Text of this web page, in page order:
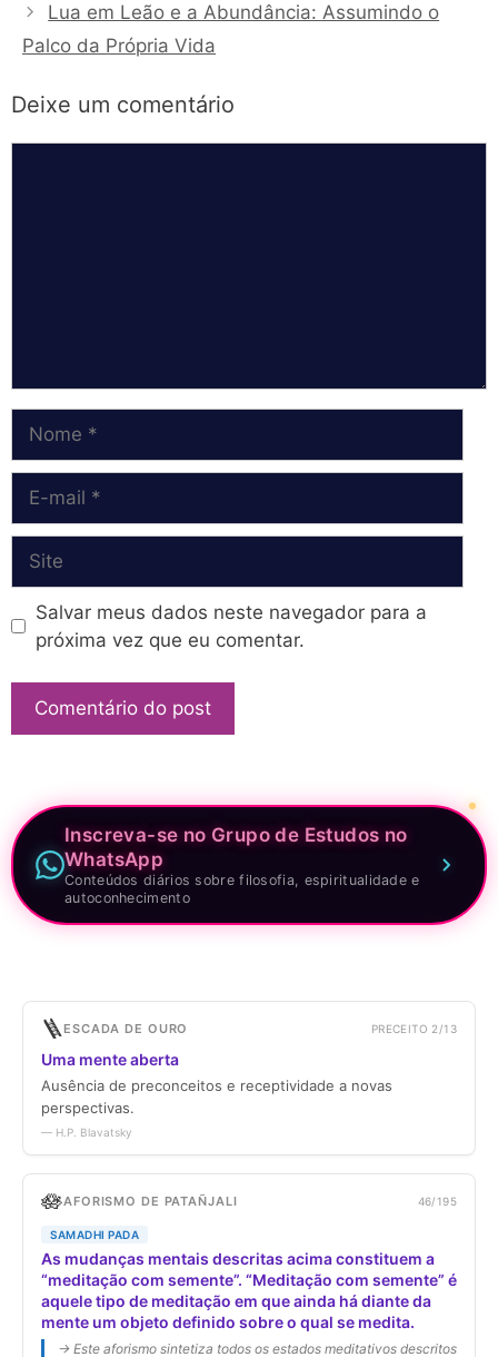
Lua em Leão e a Abundância: Assumindo o
Palco da Própria Vida
Deixe um comentário
mail
Salvar meus dados neste navegador para a
próxima vez que eu comentar.
Inscreva-se no Grupo de Estudos no
WhatsApp
Conteúdos diários sobre filosofia, espiritualidade e
autoconhecimento